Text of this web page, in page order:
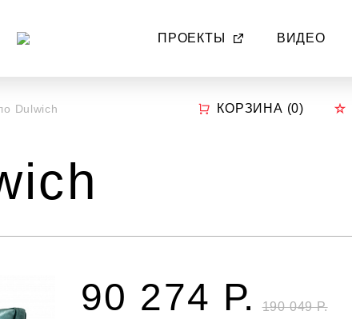
ПРОЕКТЫ ВИДЕО
Dulwich КОРЗИНА (0)
190 049 Р.
90 274 Р.